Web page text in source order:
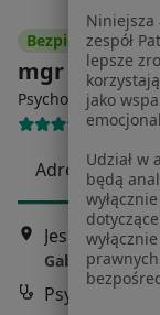
Bezpieczne
mgr
Psychoterapeuta,
6 opinii
Adres
Jesionowa 9,
Gabinet
Psychoterapia
Niniejsza
zespół
lepsze
jako
Udział w
będą